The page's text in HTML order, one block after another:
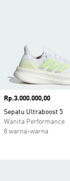
Harga
Rp.3.000.000,00
Sepatu Ultraboost 5
Wanita Performance
8 warna-warna